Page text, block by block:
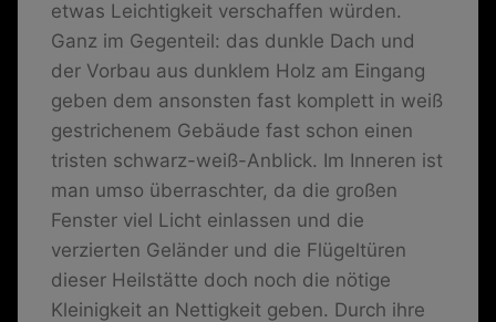
etwas Leichtigkeit verschaffen würden.
Ganz im Gegenteil: das dunkle Dach und
der Vorbau aus dunklem Holz am Eingang
geben dem ansonsten fast komplett in weiß
gestrichenem Gebäude fast schon einen
tristen schwarz-weiß-Anblick. Im Inneren ist
man umso überraschter, da die großen
Fenster viel Licht einlassen und die
verzierten Geländer und die Flügeltüren
dieser Heilstätte doch noch die nötige
Kleinigkeit an Nettigkeit geben. Durch ihre